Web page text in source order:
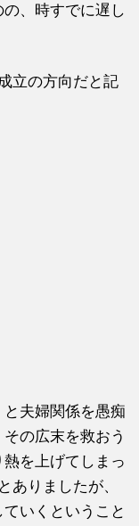
、時すでに遅し
立の方向だと記
と夫婦関係を愚痴
の広末を救おう
を上げてしまっ
ありましたが、
いくということ